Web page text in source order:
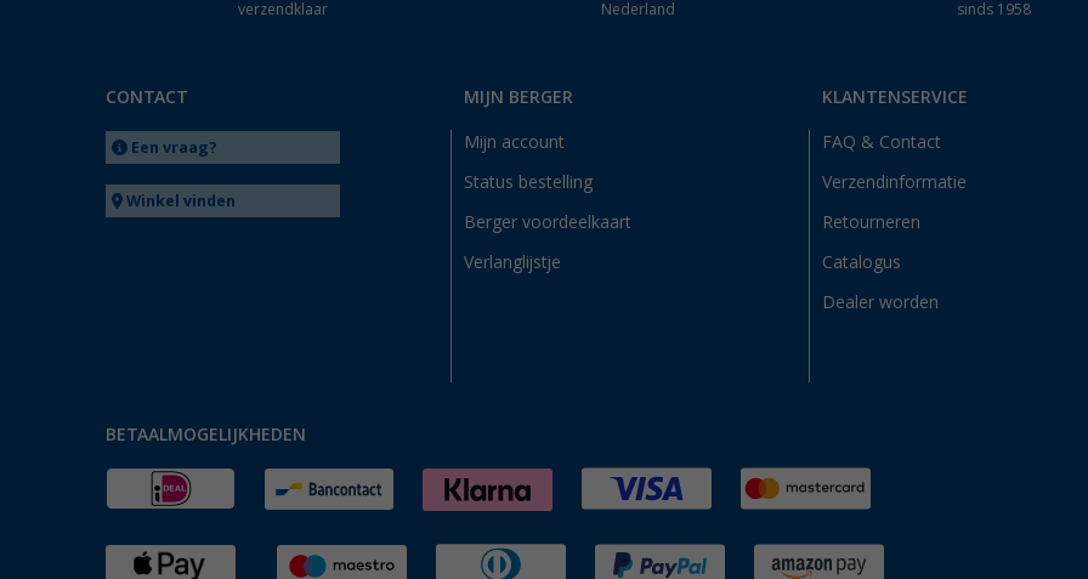
verzendklaar
Nederland
sinds 1958
CONTACT
Een vraag?
Winkel vinden
MIJN BERGER
Mijn account
Status bestelling
Berger voordeelkaart
Verlanglijstje
KLANTENSERVICE
FAQ & Contact
Verzendinformatie
Retourneren
Catalogus
Dealer worden
BETAALMOGELIJKHEDEN